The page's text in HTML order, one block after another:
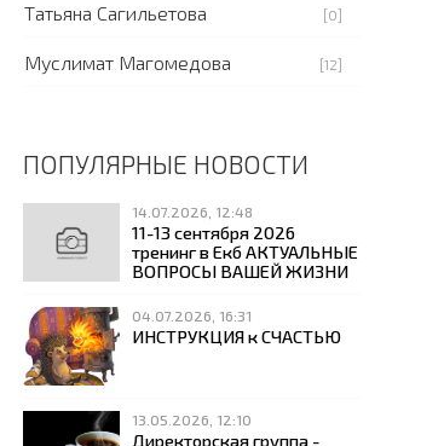
Татьяна Сагильетова [0]
Муслимат Магомедова [12]
ПОПУЛЯРНЫЕ НОВОСТИ
14.07.2026, 12:48
11-13 сентября 2026
тренинг в Екб АКТУАЛЬНЫЕ
ВОПРОСЫ ВАШЕЙ ЖИЗНИ
04.07.2026, 16:31
ИНСТРУКЦИЯ к СЧАСТЬЮ
13.05.2026, 12:10
Директорская группа -